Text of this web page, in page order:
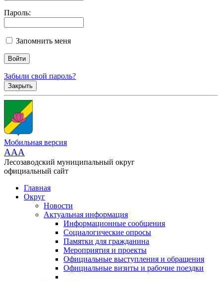
Пароль:
Запомнить меня
Забыли свой пароль?
Закрыть
Мобильная версия
AAA
Лесозаводский муниципальный округ
официальный сайт
Главная
Округ
Новости
Актуальная информация
Информационные сообщения
Социалогические опросы
Памятки для гражданина
Мероприятия и проекты
Официальные выступления и обращения
Официальные визиты и рабочие поездки